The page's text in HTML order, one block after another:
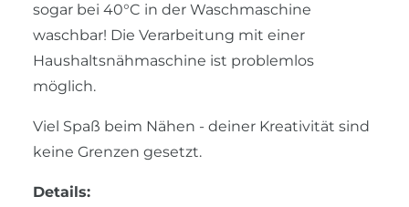
sogar bei 40°C in der Waschmaschine
waschbar! Die Verarbeitung mit einer
Haushaltsnähmaschine ist problemlos
möglich.
Viel Spaß beim Nähen - deiner Kreativität sind
keine Grenzen gesetzt.
Details: